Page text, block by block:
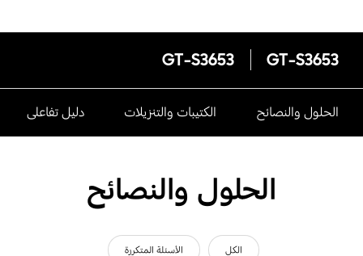
GT-S3653
GT-S3653
الحلول والنصائح الكتيبات والتنزيلات دليل تفاعلى
الحلول والنصائح
الكل الأسئلة المتكررة